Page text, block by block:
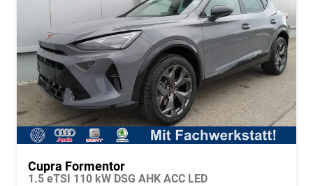
Cupra Formentor
1.5 eTSI 110 kW DSG AHK ACC LED